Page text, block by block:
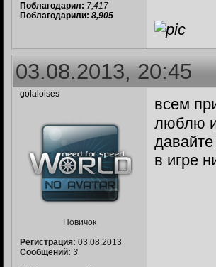
Поблагодарил: 7,417
Поблагодарили: 8,905
03.08.2013, 20:45
golaloises
Новичок
Регистрация: 03.08.2013
Сообщений: 3
всем
люблю
в игре